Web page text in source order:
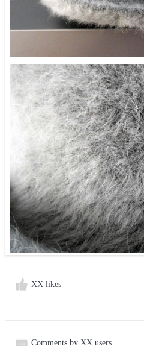
XX likes
Comments by XX users